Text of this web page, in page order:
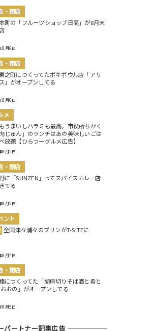
・閉店
町の「フルーツショップ日高」が8月末
8月6日
・閉店
之町につくってたポキボウル店「アリ
」がオープンしてる
8月6日
メ
うまいしハラミも最高。市役所ちかく
肉じゅん」のランチはあの美味しいごは
放題【ひらつーグルメ広告】
8月5日
・閉店
に「SUNZEN」ってスパイスカレー店
てる
8月5日
ント
全国津々浦々のプリンがT-SITEに
8月7日
・閉店
につくってた「胡麻切りそば酒と肴と
おの」がオープンしてる
8月5日
パートナー記事広告